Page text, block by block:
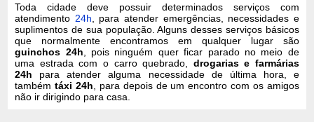
Toda cidade deve possuir determinados serviços com
atendimento 24h , para atender emergências, necessidades e
suplimentos de sua população. Alguns desses serviços básicos
que normalmente encontramos em qualquer lugar são
guinchos 24h , pois ninguém quer ficar parado no meio de
uma estrada com o carro quebrado, drogarias e farmárias
24h para atender alguma necessidade de última hora, e
tambémtáxi 24h , para depois de um encontro com os amigos
não ir dirigindo para casa.